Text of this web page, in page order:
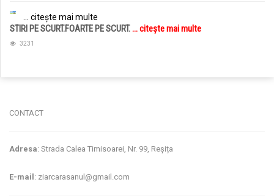
... citește mai multe
STIRI PE SCURT.FOARTE PE SCURT. ... citește mai multe
3231
CONTACT
Adresa: Strada Calea Timisoarei, Nr. 99, Reșița
E-mail: ziarcarasanul@gmail.com